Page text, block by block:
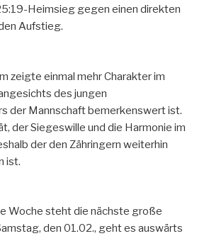
Heimsieg gegen einen direkten
Aufstieg.
zeigte einmal mehr Charakter im
des jungen
der Mannschaft bemerkenswert ist.
der Siegeswille und die Harmonie im
der den Zähringern weiterhin
ist.
Woche steht die nächste große
den 01.02., geht es auswärts